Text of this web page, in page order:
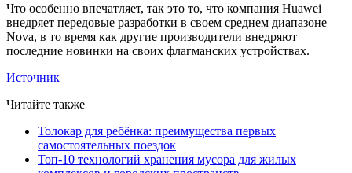
Что особенно впечатляет, так это то, что компания Huawei
внедряет передовые разработки в своем среднем диапазоне
Nova, в то время как другие производители внедряют
последние новинки на своих флагманских устройствах.
Источник
Читайте также
Толокар для ребёнка: преимущества первых
самостоятельных поездок
Топ-10 технологий хранения мусора для жилых